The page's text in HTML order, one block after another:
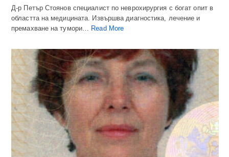
Д-р Петър Стоянов специалист по неврохирургия с богат опит в
областта на медицината. Извършва диагностика, лечение и
премахване на тумори…
Read More